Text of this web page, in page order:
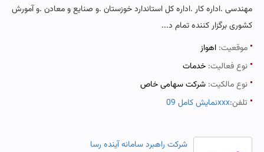
مهندسی .اداره کار .اداره کل استاندارد خوزستان .و صنایع و معادن .و آمورش
کشوری برگزار کننده تمام د...
موقعیت: اهواز
نوع فعالیت: خدمات
نوع مالکیت: شرکت سهامی خاص
تلفن:نمایش کامل 09xxx
شرکت راهبرد سامانه آینده رسا